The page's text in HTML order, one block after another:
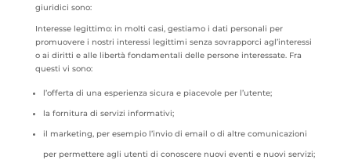
giuridici sono:
Interesse legittimo: in molti casi, gestiamo i dati personali per
promuovere i nostri interessi legittimi senza sovrapporci agl’interessi
o ai diritti e alle libertà fondamentali delle persone interessate. Fra
questi vi sono:
l’offerta di una esperienza sicura e piacevole per l’utente;
la fornitura di servizi informativi;
il marketing, per esempio l’invio di email o di altre comunicazioni
per permettere agli utenti di conoscere nuovi eventi e nuovi servizi;